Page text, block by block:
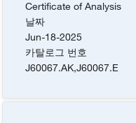
Certificate of Analysis
날짜
Jun-18-2025
카탈로그 번호
J60067.AK,J60067.E